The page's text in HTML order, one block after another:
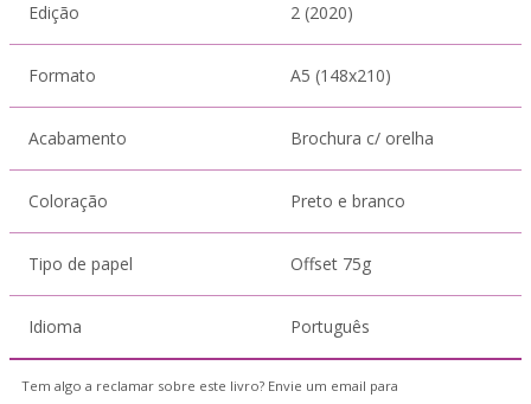
Edição 2 (2020)
Formato A5 (148x210)
Acabamento Brochura c/ orelha
Coloração Preto e branco
Tipo de papel Offset 75g
Idioma Português
Tem algo a reclamar sobre este livro? Envie um email para